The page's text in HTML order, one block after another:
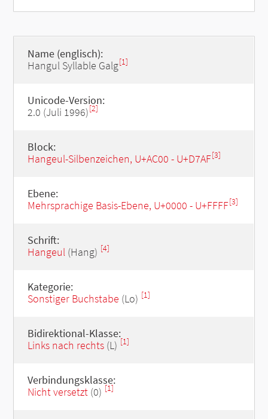
Name (englisch):
Hangul Syllable Galg[1]
Unicode-Version:
2.0 (Juli 1996)[2]
Block:
Hangeul-Silbenzeichen, U+AC00 - U+D7AF[3]
Ebene:
Mehrsprachige Basis-Ebene, U+0000 - U+FFFF[3]
Schrift:
Hangeul(Hang) [4]
Kategorie:
Sonstiger Buchstabe (Lo) [1]
Bidirektional-Klasse:
Links nach rechts(L) [1]
Verbindungsklasse:
Nicht versetzt(0) [1]